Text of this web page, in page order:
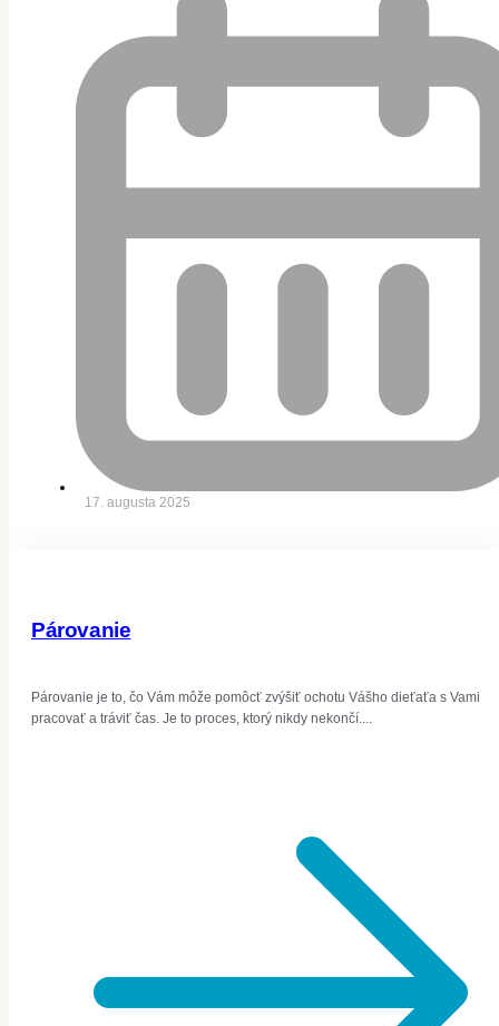
17. augusta 2025
Párovanie
Párovanie je to, čo Vám môže pomôcť zvýšiť ochotu Vášho dieťaťa s Vami
pracovať a tráviť čas. Je to proces, ktorý nikdy nekončí....